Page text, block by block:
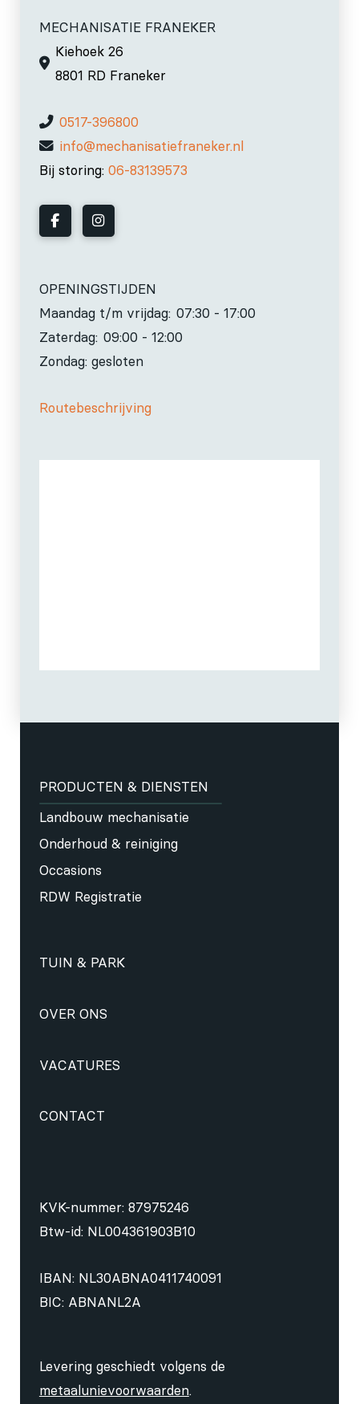
MECHANISATIE FRANEKER
Kiehoek 26
8801 RD Franeker
0517-396800
info@mechanisatiefraneker.nl
Bij storing: 06-83139573
OPENINGSTIJDEN
Maandag t/m vrijdag: 07:30 - 17:00
Zaterdag: 09:00 - 12:00
Zondag: gesloten
Routebeschrijving
PRODUCTEN & DIENSTEN
Landbouw mechanisatie
Onderhoud & reiniging
Occasions
RDW Registratie
TUIN & PARK
OVER ONS
VACATURES
CONTACT
KVK-nummer: 87975246
Btw-id: NL004361903B10
IBAN: NL30ABNA0411740091
BIC: ABNANL2A
Levering geschiedt volgens de
metaalunievoorwaarden.